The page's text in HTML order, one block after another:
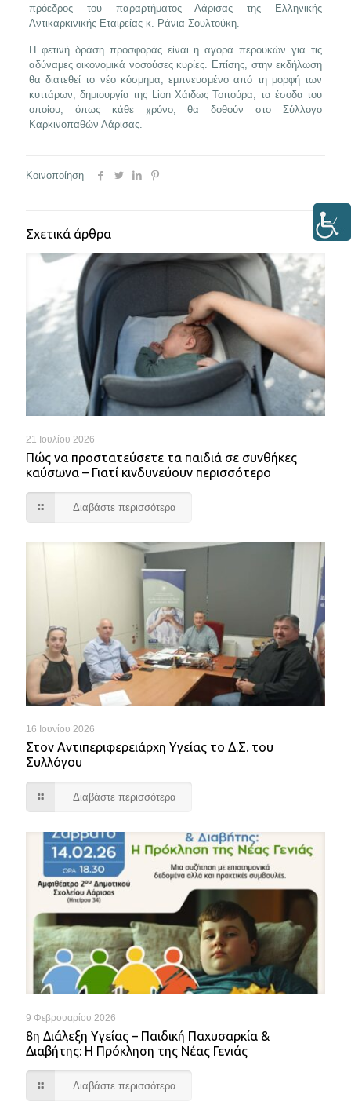
πρόεδρος του παραρτήματος Λάρισας της Ελληνικής
Αντικαρκινικής Εταιρείας κ. Ράνια Σουλτούκη.
Η φετινή δράση προσφοράς είναι η αγορά περουκών για τις
αδύναμες οικονομικά νοσούσες κυρίες. Επίσης, στην εκδήλωση
θα διατεθεί το νέο κόσμημα, εμπνευσμένο από τη μορφή των
κυττάρων, δημιουργία της Lion Χάιδως Τσιτούρα, τα έσοδα του
οποίου, όπως κάθε χρόνο, θα δοθούν στο Σύλλογο
Καρκινοπαθών Λάρισας.
Κοινοποίηση
Σχετικά άρθρα
21 Ιουλίου 2026
Πώς να προστατεύσετε τα παιδιά σε συνθήκες
καύσωνα – Γιατί κινδυνεύουν περισσότερο
Διαβάστε περισσότερα
16 Ιουνίου 2026
Στον Αντιπεριφερειάρχη Υγείας το Δ.Σ. του
Συλλόγου
Διαβάστε περισσότερα
9 Φεβρουαρίου 2026
8η Διάλεξη Υγείας – Παιδική Παχυσαρκία &
Διαβήτης: Η Πρόκληση της Νέας Γενιάς
Διαβάστε περισσότερα